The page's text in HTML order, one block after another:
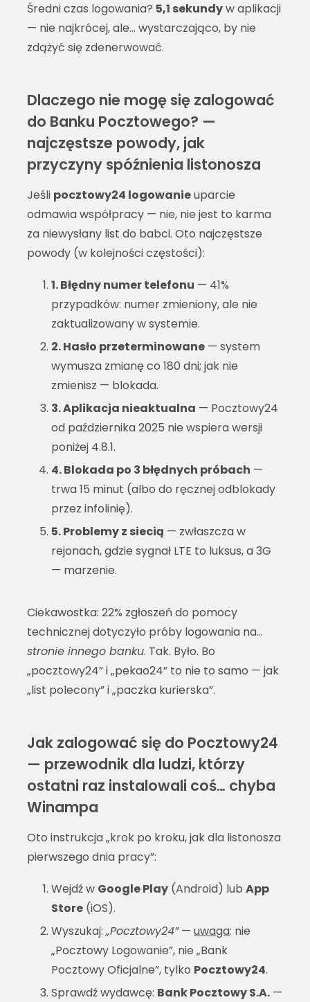
Średni czas logowania? 5,1 sekundyw aplikacji
— nie najkrócej, ale… wystarczająco, by nie
zdążyć się zdenerwować.
Dlaczego nie mogę się zalogować
do Banku Pocztowego? —
najczęstsze powody, jak
przyczyny spóźnienia listonosza
Jeśli pocztowy24 logowanieuparcie
odmawia współpracy — nie, nie jest to karma
za niewysłany list do babci. Oto najczęstsze
powody (w kolejności częstości):
1. Błędny numer telefonu — 41%
przypadków: numer zmieniony, ale nie
zaktualizowany w systemie.
2. Hasło przeterminowane— system
wymusza zmianę co 180 dni; jak nie
zmienisz — blokada.
3. Aplikacja nieaktualna — Pocztowy24
od października 2025 nie wspiera wersji
poniżej 4.8.1.
4. Blokada po 3 błędnych próbach —
trwa 15 minut (albo do ręcznej odblokady
przez infolinię).
5. Problemy z siecią — zwłaszcza w
rejonach, gdzie sygnał LTE to luksus, a 3G
— marzenie.
Ciekawostka: 22% zgłoszeń do pomocy
technicznej dotyczyło próby logowania na…
stronie innego banku. Tak. Było. Bo
„pocztowy24” i „pekao24” to nie to samo — jak
„list polecony” i „paczka kurierska”.
Jak zalogować się do Pocztowy24
— przewodnik dla ludzi, którzy
ostatni raz instalowali coś… chyba
Winampa
Oto instrukcja „krok po kroku, jak dla listonosza
pierwszego dnia pracy”:
Wejdź w Google Play(Android) lub App
Store(iOS).
Wyszukaj:„Pocztowy24”— uwaga: nie
„Pocztowy Logowanie”, nie „Bank
Pocztowy Oficjalne”, tylko Pocztowy24.
Sprawdź wydawcę: Bank Pocztowy S.A.—